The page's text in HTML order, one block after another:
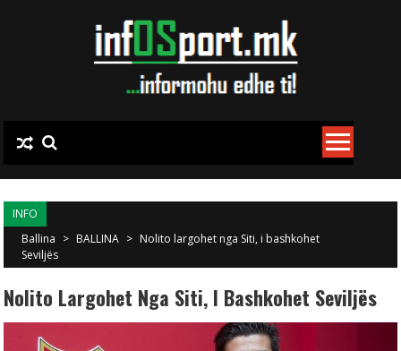
INFO
Ballina > BALLINA > Nolito largohet nga Siti, i bashkohet
Seviljës
Nolito Largohet Nga Siti, I Bashkohet Seviljës